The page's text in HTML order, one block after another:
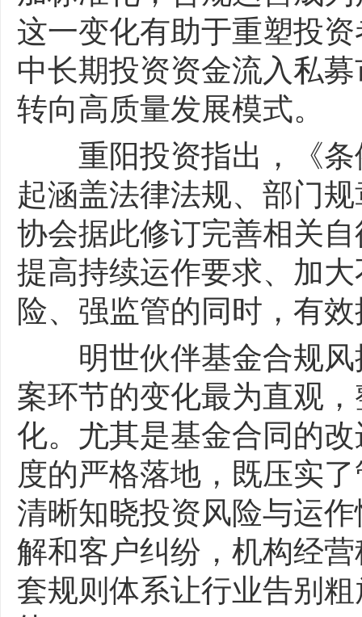
这一变化有助于重塑投
中长期投资资金流入私
转向高质量发展模式。
重阳投资指出，《条
起涵盖法律法规、部门
协会据此修订完善相关
提高持续运作要求、加
险、强监管的同时，有
明世伙伴基金合规风
案环节的变化最为直观
化。尤其是基金合同的
度的严格落地，既压实
清晰知晓投资风险与运
解和客户纠纷，机构经
套规则体系让行业告别